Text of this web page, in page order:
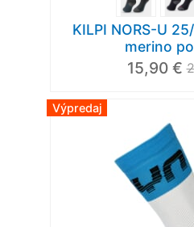
KILPI NORS-U
merino
15,90 €
Výpredaj